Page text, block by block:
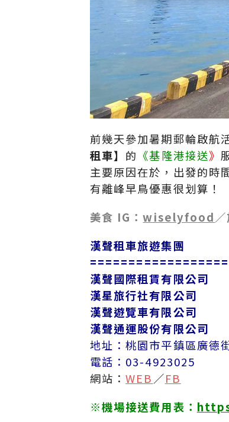
前幾天參加暑期郵輪啟航
租車】 的 《基隆港接送》
主要原因在於，出發的時
有離峰早鳥優惠很划算！
美食 IG：wiselyfood
漢聲租車旅遊集團
漢聲國際租賃有限公司
漢星旅行社有限公司
漢聲遊覽車有限公司
漢聲通運股份有限公司
地址：桃園市平鎮區廣德
電話：03-4923025
網站：WEB ／FB
※機場接送費用表：